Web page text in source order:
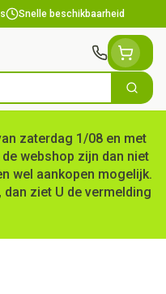
Snelle beschikbaarheid
Zoek
zaterdag 1/08 en met
webshop zijn dan niet
wel aankopen mogelijk.
ziet U de vermelding